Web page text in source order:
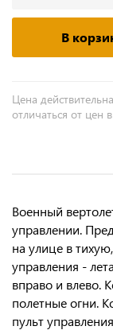
В
Цена
отличаться от цен
Военный
управлении.
на улице в
управления -
вправо и влево.
полетные огни.
пульт